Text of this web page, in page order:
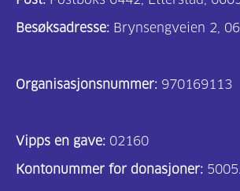
Besøksadresse: Brynsengveien 2,
Organisasjonsnummer: 970169113
Vipps en gave: 02160
Kontonummer for donasjoner: